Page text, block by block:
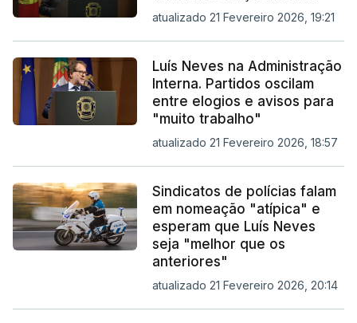
atualizado 21 Fevereiro 2026, 19:21
Luís Neves na Administração
Interna. Partidos oscilam
entre elogios e avisos para
"muito trabalho"
atualizado 21 Fevereiro 2026, 18:57
Sindicatos de polícias falam
em nomeação "atípica" e
esperam que Luís Neves
seja "melhor que os
anteriores"
atualizado 21 Fevereiro 2026, 20:14